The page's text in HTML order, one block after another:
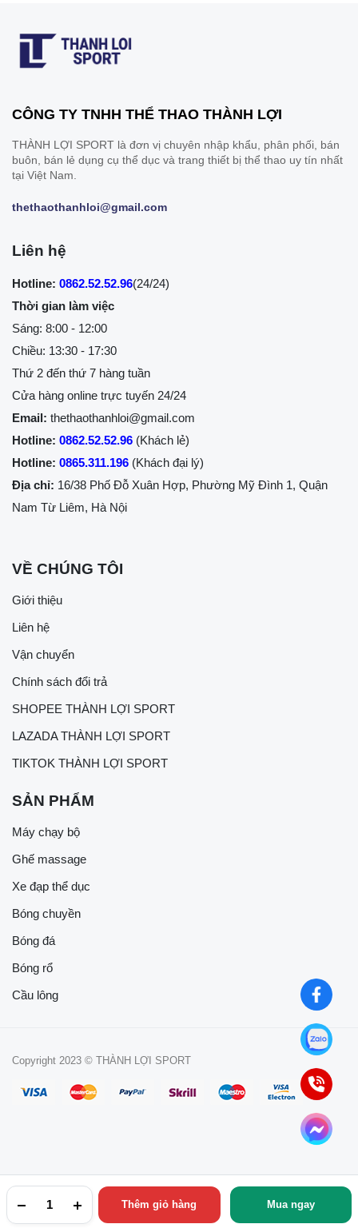
Thêm giỏ hàng Mua ngay
CÔNG TY TNHH THỂ THAO THÀNH LỢI
THÀNH LỢI SPORT là đơn vị chuyên nhập khẩu, phân phối, bán
buôn, bán lẻ dụng cụ thể dục và trang thiết bị thể thao uy tín nhất
tại Việt Nam.
thethaothanhloi@gmail.com
Liên hệ
Hotline: 0862.52.52.96(24/24)
Thời gian làm việc
Sáng: 8:00 - 12:00
Chiều: 13:30 - 17:30
Thứ 2 đến thứ 7 hàng tuần
Cửa hàng online trực tuyến 24/24
Email: thethaothanhloi@gmail.com
Hotline: 0862.52.52.96 (Khách lẻ)
Hotline: 0865.311.196 (Khách đại lý)
Địa chỉ: 16/38 Phố Đỗ Xuân Hợp, Phường Mỹ Đình 1, Quận
Nam Từ Liêm, Hà Nội
VỀ CHÚNG TÔI
Giới thiệu
Liên hệ
Vận chuyển
Chính sách đổi trả
SHOPEE THÀNH LỢI SPORT
LAZADA THÀNH LỢI SPORT
TIKTOK THÀNH LỢI SPORT
SẢN PHẨM
Máy chạy bộ
Ghế massage
Xe đạp thể dục
Bóng chuyền
Bóng đá
Bóng rổ
Cầu lông
Copyright 2023 © THÀNH LỢI SPORT
TRANG CHỦ TÌM KIẾM YÊU THÍCH TÀI KHOẢN NGÀNH HÀNG